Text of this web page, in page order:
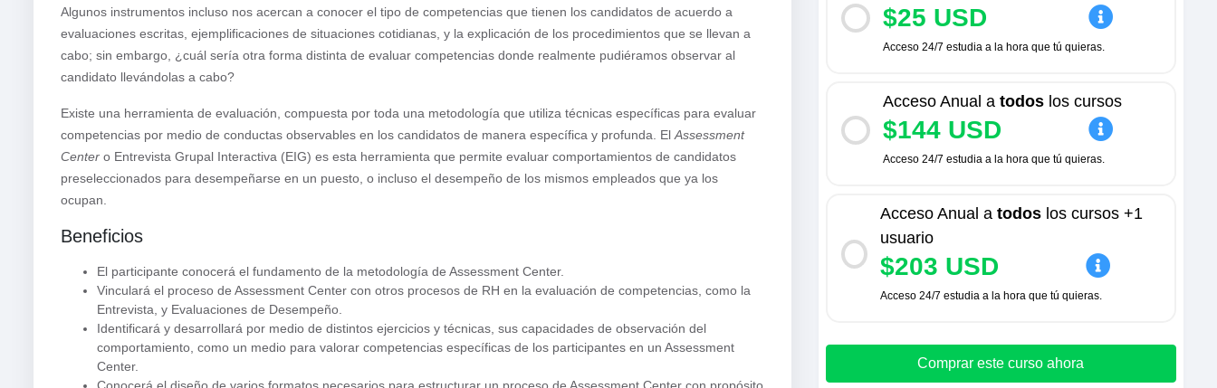
$25 USD
Acceso 24/7 estudia a la hora que tú quieras.
Acceso Anual atodos los cursos
$144 USD
Acceso 24/7 estudia a la hora que tú quieras.
Acceso Anual atodos los cursos +1
usuario
$203 USD
Acceso 24/7 estudia a la hora que tú quieras.
Comprar este curso ahora
Algunos instrumentos incluso nos acercan a conocer el tipo de competencias que tienen los candidatos de acuerdo a
evaluaciones escritas, ejemplificaciones de situaciones cotidianas, y la explicación de los procedimientos que se llevan a
cabo; sin embargo, ¿cuál sería otra forma distinta de evaluar competencias donde realmente pudiéramos observar al
candidato llevándolas a cabo?
Existe una herramienta de evaluación, compuesta por toda una metodología que utiliza técnicas específicas para evaluar
competencias por medio de conductas observables en los candidatos de manera específica y profunda. El Assessment
Center o Entrevista Grupal Interactiva (EIG) es esta herramienta que permite evaluar comportamientos de candidatos
preseleccionados para desempeñarse en un puesto, o incluso el desempeño de los mismos empleados que ya los
ocupan.
Beneficios
El participante conocerá el fundamento de la metodología de Assessment Center.
Vinculará el proceso de Assessment Center con otros procesos de RH en la evaluación de competencias, como la
Entrevista, y Evaluaciones de Desempeño.
Identificará y desarrollará por medio de distintos ejercicios y técnicas, sus capacidades de observación del
comportamiento, como un medio para valorar competencias específicas de los participantes en un Assessment
Center.